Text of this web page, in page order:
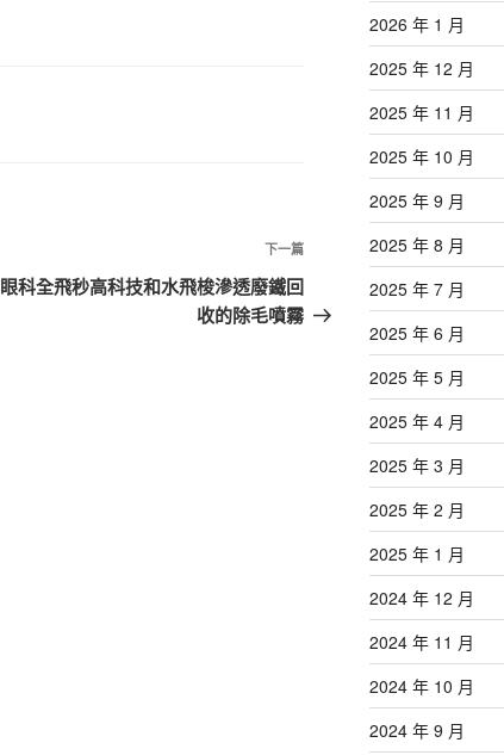
下
一
篇
下一篇
眼科全飛秒高科技和水飛梭滲透廢鐵回
收的除毛噴霧
2026 年 1 月
2025 年 12 月
2025 年 11 月
2025 年 10 月
2025 年 9 月
2025 年 8 月
2025 年 7 月
2025 年 6 月
2025 年 5 月
2025 年 4 月
2025 年 3 月
2025 年 2 月
2025 年 1 月
2024 年 12 月
2024 年 11 月
2024 年 10 月
2024 年 9 月